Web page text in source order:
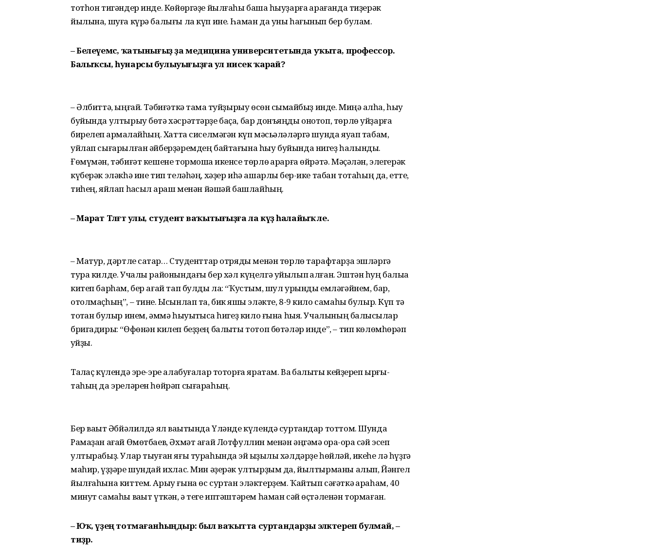
тотһон тигәндер инде. Көйөр­гәҙе йылғаһы башҡа һыуҙарға ҡарағанда ти­ҙерәк
йылына, шуға күрә балығы ла күп ине. Һаман да уны һағынып бер булам.
– Белеүемсә, ҡатынығыҙ ҙа медицина университетында уҡыта, профессор.
Балыҡсы, һунарсы булыуы­ғыҙға ул нисек ҡарай?
– Әлбиттә, ыңғай. Тәбиғәткә тамаҡ туйҙырыу өсөн сыҡмайбыҙ инде. Миңә ҡалһа, һыу
буйында ултырыу бөтә хәсрәттәрҙе баҫа, бар донъяңды онотоп, төрлө уйҙарға
бирелеп ҡармаҡлайһың. Хатта сиселмәгән күп мәсьәләләргә шунда яуап табам,
уйлап сығарылған әйбер­ҙәремдең байтағына һыу буйында нигеҙ һалынды.
Ғөмүмән, тәбиғәт кешене тормошҡа икенсе төрлө ҡарарға өйрәтә. Мәҫәлән, элегерәк
күберәк эләкһә ине тип теләһәң, хәҙер иһә ашарлыҡ бер-ике табан тотаһың да, етте,
тиһең, яйлап һаҡсыл ҡараш менән йәшәй башлайһың.
– Марат Тәлғәт улы, студент ваҡытығыҙға ла күҙ һалайыҡ әле.
– Матур, дәртле саҡтар… Студенттар отряды менән төрлө тарафтарҙа эшләргә
тура килде. Учалы районындағы бер хәл күңелгә уйылып ҡалған. Эштән һуң балыҡҡа
китеп барһам, бер ағай тап булды ла: “Ҡустым, шул урынды емләгәйнем, бар,
отолмаҫһың”, – тине. Ысынлап та, бик яҡшы эләкте, 8-9 кило самаһы булыр. Күп тә
тотҡан булыр инем, әммә һыуыт­ҡысҡа һигеҙ кило ғына һыя. Учалының балыҡсылар
бригадиры: “Өфөнән килеп беҙҙең балыҡты тотоп бөтәләр инде”, – тип көлөмһөрәп
ҡуйҙы.
Талҡаҫ күлендә эре-эре алабуғалар то­торға яратам. Ваҡ балыҡты кейҙереп ырғы­
таһың да эреләрен һөйрәп сыға­раһың.
Бер ваҡыт Әбйәлилдә ял ваҡытында Үләнде күлендә суртандар тоттом. Шунда
Рамаҙан ағай Өмөтбаев, Әхмәт ағай Лотфуллин менән әңгәмә ҡора-ҡора сәй эсеп
ултырабыҙ. Улар тыуған яғы тураһында эй ҡыҙыҡлы хәлдәрҙе һөйләй, икеһе лә һүҙгә
маһир, үҙҙәре шундай ихлас. Мин әҙерәк ултырҙым да, йылтырманы алып, Йәнгел
йылғаһына киттем. Арыу ғына өс суртан эләктерҙем. Ҡайтып сәғәткә ҡараһам, 40
минут самаһы ваҡыт үткән, ә теге иптәштәрем һаман сәй өҫтәленән тормаған.
– Юҡ, үҙең тотмағанһыңдыр: был ваҡытта суртандарҙы эләктереп булмай, –
тиҙәр.